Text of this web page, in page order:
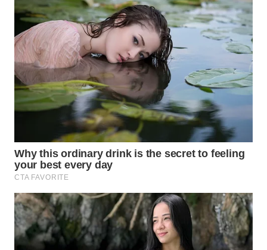
WN
PURWAKARTA
WN
PRIANGAN
TIMUR
SEMARANG
WN
SOLO
WN
BOROBUDUR